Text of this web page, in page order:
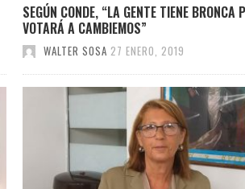
SEGÚN CONDE, “LA GENTE TIENE BRONCA
VOTARÁ A CAMBIEMOS”
WALTER SOSA 27 ENERO, 2019